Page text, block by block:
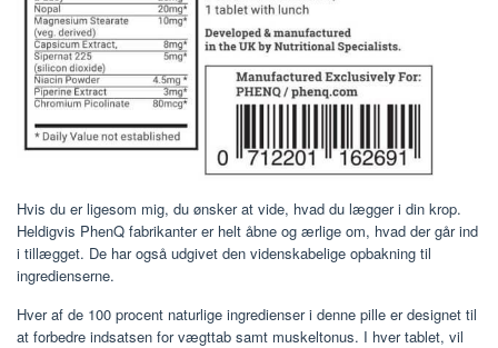
Hvis du er ligesom mig, du ønsker at vide, hvad du lægger i din krop.
Heldigvis PhenQ fabrikanter er helt åbne og ærlige om, hvad der går ind
i tillægget. De har også udgivet den videnskabelige opbakning til
ingredienserne.
Hver af de 100 procent naturlige ingredienser i denne pille er designet til
at forbedre indsatsen for vægttab samt muskeltonus. I hver tablet, vil